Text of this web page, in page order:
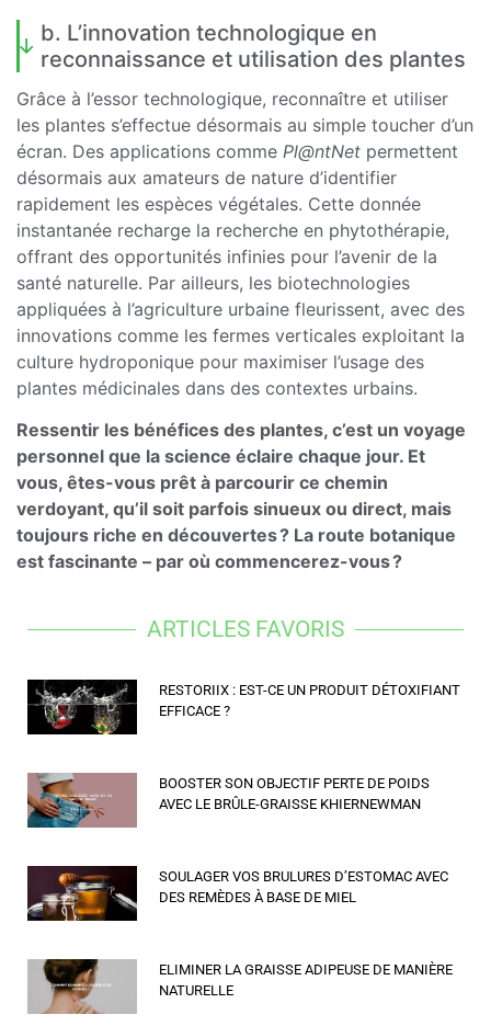
b. L’innovation technologique en
reconnaissance et utilisation des plantes
Grâce à l’essor technologique, reconnaître et utiliser
les plantes s’effectue désormais au simple toucher d’un
écran. Des applications comme Pl@ntNet permettent
désormais aux amateurs de nature d’identifier
rapidement les espèces végétales. Cette donnée
instantanée recharge la recherche en phytothérapie,
offrant des opportunités infinies pour l’avenir de la
santé naturelle. Par ailleurs, les biotechnologies
appliquées à l’agriculture urbaine fleurissent, avec des
innovations comme les fermes verticales exploitant la
culture hydroponique pour maximiser l’usage des
plantes médicinales dans des contextes urbains.
Ressentir les bénéfices des plantes, c’est un voyage
personnel que la science éclaire chaque jour. Et
vous, êtes-vous prêt à parcourir ce chemin
verdoyant, qu’il soit parfois sinueux ou direct, mais
toujours riche en découvertes ? La route botanique
est fascinante – par où commencerez-vous ?
ARTICLES FAVORIS
RESTORIIX : EST-CE UN PRODUIT DÉTOXIFIANT
EFFICACE ?
BOOSTER SON OBJECTIF PERTE DE POIDS
AVEC LE BRÛLE-GRAISSE KHIERNEWMAN
SOULAGER VOS BRULURES D’ESTOMAC AVEC
DES REMÈDES À BASE DE MIEL
ELIMINER LA GRAISSE ADIPEUSE DE MANIÈRE
NATURELLE